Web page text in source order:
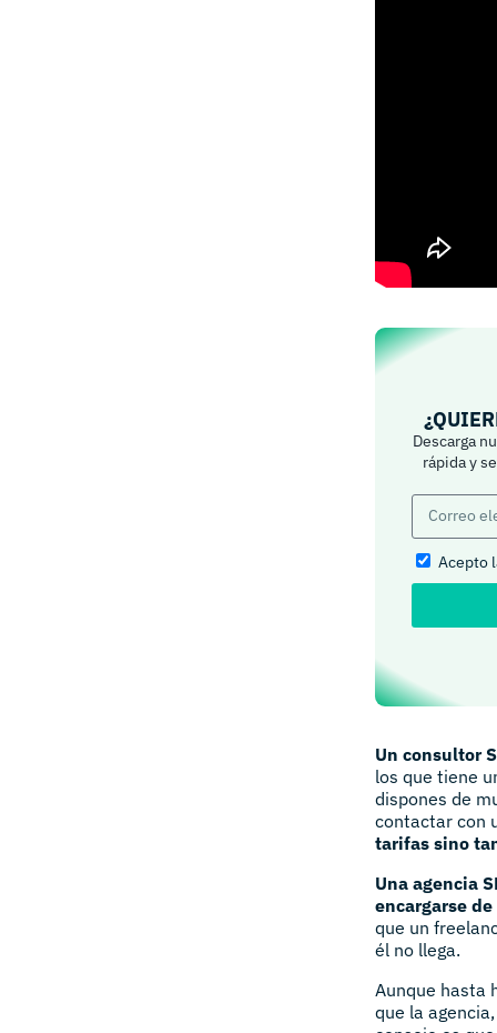
Descarga
rápida y
Acepto
Un consultor
los que tiene
dispones de
contactar con
tarifas sino
Una agencia
encargarse
que un
él no llega.
Aunque hasta
que la